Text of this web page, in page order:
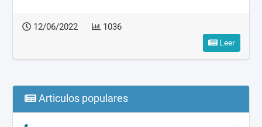
12/06/2022 1036
Leer
Articulos populares